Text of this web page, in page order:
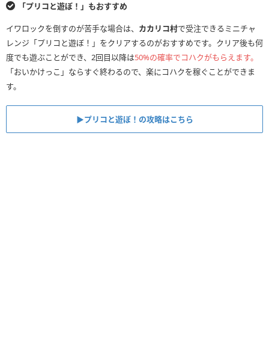
「プリコと遊ぼ！」もおすすめ
イワロックを倒すのが苦手な場合は、 カカリコ村で受注できるミニチャ
レンジ「プリコと遊ぼ！」をクリアするのがおすすめです。クリア後も何
度でも遊ぶことができ、2回目以降は50%の確率でコハクがもらえます。
「おいかけっこ」ならすぐ終わるので、楽にコハクを稼ぐことができま
す。
▶︎プリコと遊ぼ！の攻略はこちら